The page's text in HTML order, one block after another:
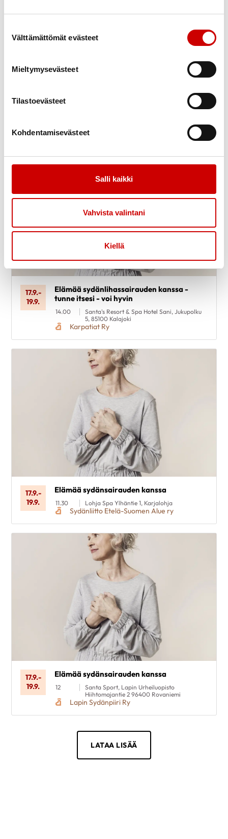
Välttämättömät evästeet
Mieltymysevästeet
Tilastoevästeet
Kohdentamisevästeet
Salli kaikki
Vahvista valintani
Kiellä
16.9.-
Elämää sydänsairauden kanssa – tunne
itsesi ja voi hyvin
17.9.-
19.9.
Elämää sydänlihassairauden kanssa -
tunne itsesi - voi hyvin
14.00
Santa's Resort & Spa Hotel Sani, Jukupolku
5, 85100 Kalajoki
Karpatiat Ry
17.9.-
19.9.
Elämää sydänsairauden kanssa
11.30 Lohja Spa Ylhäntie 1, Karjalohja
Sydänliitto Etelä-Suomen Alue ry
17.9.-
19.9.
Elämää sydänsairauden kanssa
12
Santa Sport, Lapin Urheiluopisto
Hiihtomajantie 2 96400 Rovaniemi
Lapin Sydänpiiri Ry
LATAA LISÄÄ